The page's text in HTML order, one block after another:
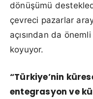
dönüşümü
çevreci pazarlar
açısından da
koyuyor.
“Türkiye’nin
entegrasyon ve